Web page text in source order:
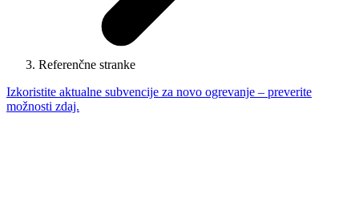
Referenčne stranke
Izkoristite aktualne subvencije za novo ogrevanje – preverite
možnosti zdaj.